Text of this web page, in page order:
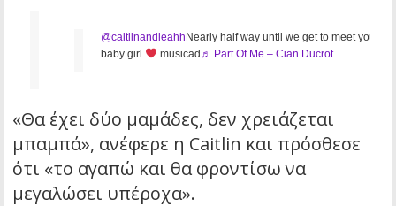
@caitlinandleahh Nearly half way until we get to meet you
baby girl
musicad ♬ Part Of Me – Cian Ducrot
«Θα έχει δύο μαμάδες, δεν χρειάζεται
μπαμπά», ανέφερε η Caitlin και πρόσθεσε
ότι «το αγαπώ και θα φροντίσω να
μεγαλώσει υπέροχα».